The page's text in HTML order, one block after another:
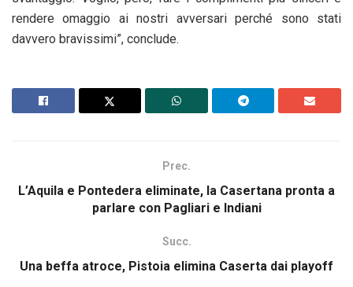
rendere omaggio ai nostri avversari perché sono stati
davvero bravissimi”, conclude.
Prec.
L’Aquila e Pontedera eliminate, la Casertana pronta a
parlare con Pagliari e Indiani
Succ.
Una beffa atroce, Pistoia elimina Caserta dai playoff